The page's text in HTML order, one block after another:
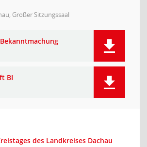
Großer Sitzungssaal
BI
des Landkreises Dachau